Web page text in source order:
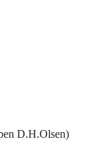
D.H.Olsen)